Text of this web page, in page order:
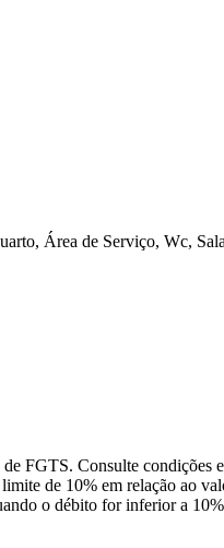
Área de Serviço, Wc,
FGTS. Consulte condições
de 10% em relação ao
o débito for inferior a